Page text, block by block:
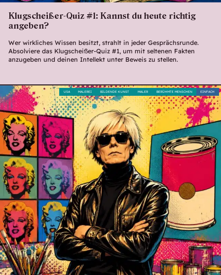
Klugscheißer-Quiz #1: Kannst du heute richtig
angeben?
Wer wirkliches Wissen besitzt, strahlt in jeder Gesprächsrunde.
Absolviere das Klugscheißer-Quiz #1, um mit seltenen Fakten
anzugeben und deinen Intellekt unter Beweis zu stellen.
EINFACH
BERÜHMTE MENSCHEN
MALER
BILDENDE KUNST
MALEREI
USA